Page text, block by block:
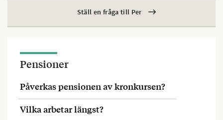
Ställ en fråga till Per
Pensioner
Påverkas pensionen av kronkursen?
Vilka arbetar längst?